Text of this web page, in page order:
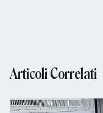
Articoli Correlati